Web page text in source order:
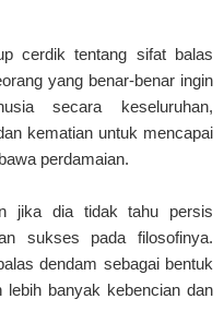
cerdik tentang sifat balas
yang benar-benar ingin
secara keseluruhan,
kematian untuk mencapai
perdamaian.
jika dia tidak tahu persis
sukses pada filosofinya.
dendam sebagai bentuk
lebih banyak kebencian dan